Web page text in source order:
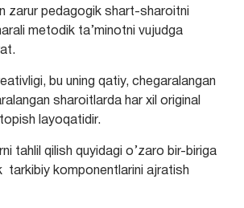
zarur pedagogik shart-sharoitni
metodik ta’minotni vujudga
bu uning qatiy, chegaralangan
sharoitlarda har xil original
layoqatidir.
tahlil qilish quyidagi o’zaro bir-biriga
tarkibiy komponentlarini ajratish